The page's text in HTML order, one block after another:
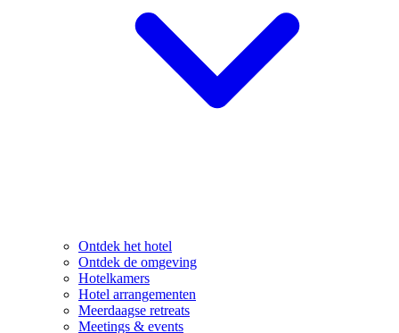
Ontdek het hotel
Ontdek de omgeving
Hotelkamers
Hotel arrangementen
Meerdaagse retreats
Meetings & events